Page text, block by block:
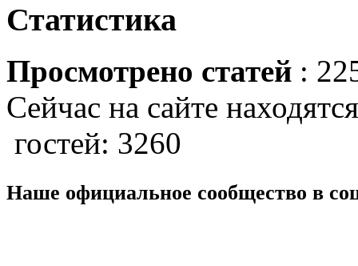
Статистика
Просмотрено статей :
Сейчас на сайте
гостей: 3260
Наше официальное сообщество в